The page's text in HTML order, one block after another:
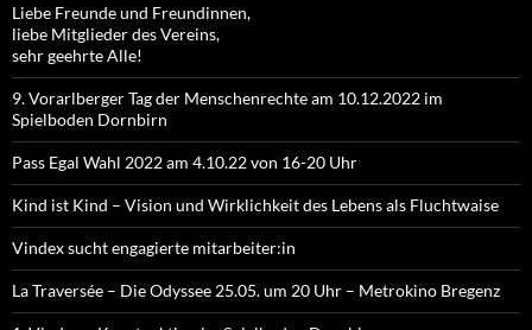
Liebe Freunde und Freundinnen,
liebe Mitglieder des Vereins,
sehr geehrte Alle!
9. Vorarlberger Tag der Menschenrechte am 10.12.2022 im
Spielboden Dornbirn
Pass Egal Wahl 2022 am 4.10.22 von 16-20 Uhr
Kind ist Kind – Vision und Wirklichkeit des Lebens als Fluchtwaise
Vindex sucht engagierte mitarbeiter:in
La Traversée – Die Odyssee 25.05. um 20 Uhr – Metrokino Bregenz